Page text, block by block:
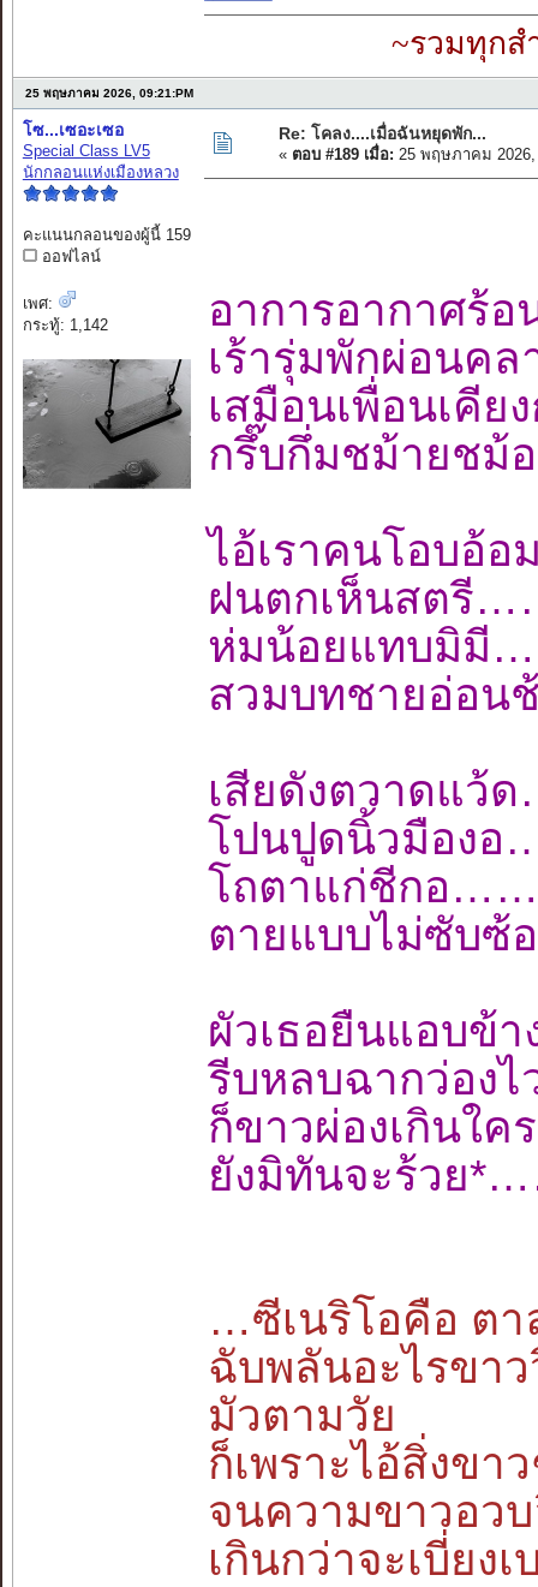
~รวมทุกส
25 พฤษภาคม 2026, 09:21:PM
โซ...เซอะเซอ
Special Class LV5
นักกลอนแห่งเมืองหลวง
คะแนนกลอนของผู้นี้ 159
ออฟไลน์
เพศ:
กระทู้: 1,142
Re: โคลง....เมื่อฉันหยุดพัก...
« ตอบ #189 เมื่อ: 25 พฤษภาคม 2026,
อาการอากาศ
เร้ารุ่มพักผ่อนค
เสมือนเพื่อนเคี
กรึ๊บกึ่มชม้ายช
ไอ้เราคนโอบ
ฝนตกเห็นสต
ห่มน้อยแทบมิ
สวมบทชายอ่อ
เสียดังตวาดแ
โปนปูดนิ้วมือง
โถตาแก่ชีกอ
ตายแบบไม่ซับ
ผัวเธอยืนแอบ
รีบหลบฉากว่อ
ก็ขาวผ่องเกิน
ยังมิทันจะร้วย
…ซีเนริโอคือ ตา
ฉับพลันอะไรขา
มัวตามวัย
ก็เพราะไอ้สิ่งข
จนความขาวอว
เกินกว่าจะเบี่ยง